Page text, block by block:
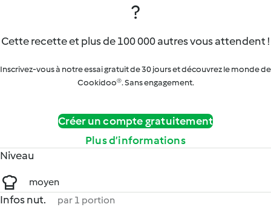
?
Cette recette et plus de 100 000 autres vous attendent !
Inscrivez-vous à notre essai gratuit de 30 jours et découvrez le monde de
Cookidoo®. Sans engagement.
Créer un compte gratuitement
Plus d’informations
Niveau
moyen
Infos nut. par 1 portion